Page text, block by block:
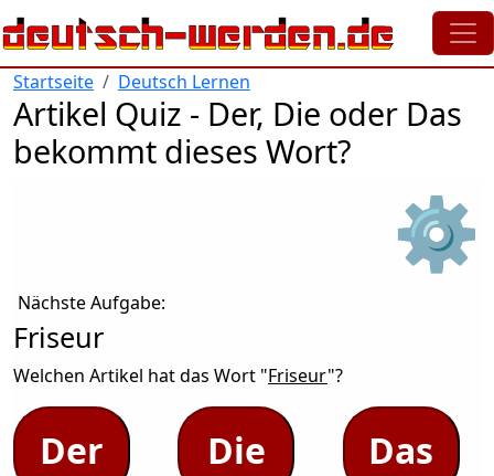
Direkt zum Inhalt
Startseite Deutsch Lernen
Artikel Quiz - Der, Die oder Das
bekommt dieses Wort?
⚙
Nächste Aufgabe:
Friseur
Welchen Artikel hat das Wort "Friseur"?
Der Die Das